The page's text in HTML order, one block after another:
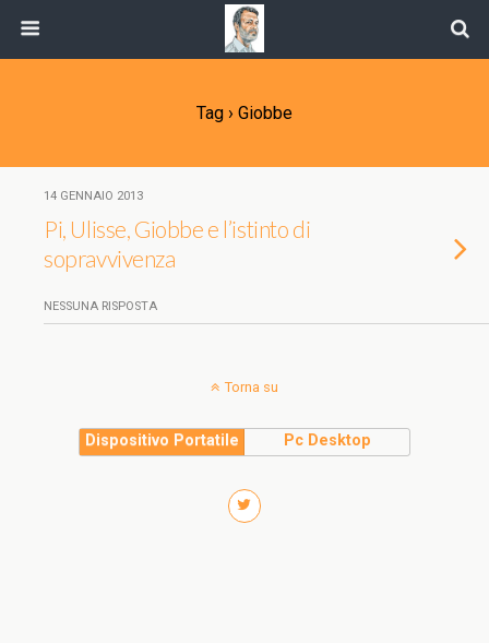
Tag › Giobbe
14 GENNAIO 2013
Pi, Ulisse, Giobbe e l’istinto di
sopravvivenza
NESSUNA RISPOSTA
Torna su
Dispositivo Portatile Pc Desktop